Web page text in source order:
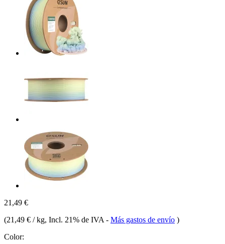
21,49 €
(21,49 € / kg, Incl. 21% de IVA - Más gastos de envío )
Color: